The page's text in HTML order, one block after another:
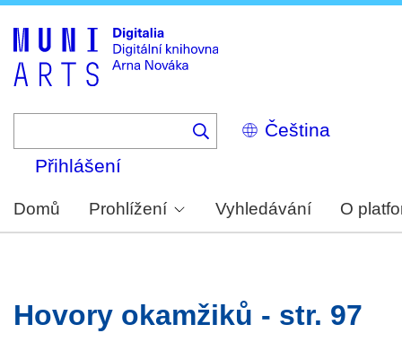
Select
your
Přihlášení
Domů Prohlížení Vyhledávání O
Hovory okamžiků - str. 97